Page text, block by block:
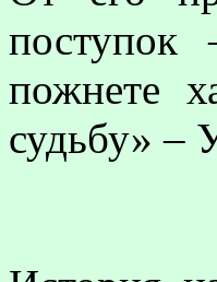
поступок
пожнете
судьбу» –